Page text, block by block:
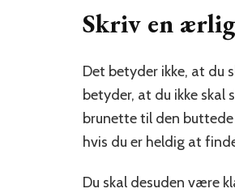
Skriv en
Det betyder ikke, at du
betyder, at du ikke skal
brunette til den
hvis du er heldig at
Du skal desuden være